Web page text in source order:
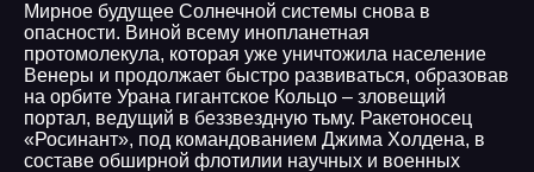
Мирное будущее Солнечной системы снова в
опасности. Виной всему инопланетная
протомолекула, которая уже уничтожила население
Венеры и продолжает быстро развиваться, образовав
на орбите Урана гигантское Кольцо – зловещий
портал, ведущий в беззвездную тьму. Ракетоносец
«Росинант», под командованием Джима Холдена, в
составе обширной флотилии научных и военных